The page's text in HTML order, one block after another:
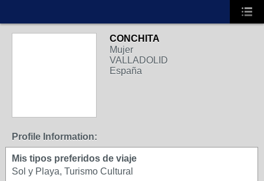
CONCHITA
Mujer
VALLADOLID
España
Profile Information:
Mis tipos preferidos de viaje
Sol y Playa, Turismo Cultural